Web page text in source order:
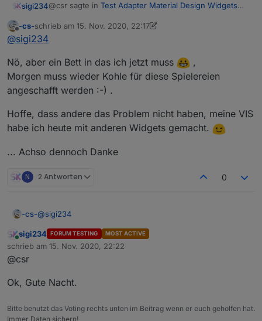
sigi234@csr sagte in Test Adapter Material Design Widgets
sigi234 sagte in
Test Adapter Material Design
???
dass ich es mind. 5x machte.
Ok, sehr komisch. Hast du TeamViewer?
Offline
-cs-schrieb am 15. Nov. 2020, 22:17
zuletzt editiert von -cs-
@sigi234
Nö, aber ein Bett in das ich jetzt muss
,
Morgen muss wieder Kohle für diese Spielereien
angeschafft werden :-) .
Hoffe, dass andere das Problem nicht haben, meine VIS
habe ich heute mit anderen Widgets gemacht.
... Achso dennoch Danke
N 2 Antworten 0
-cs-@sigi234
Nö, aber ein Bett in das ich jetzt muss
Morgen muss wieder Kohle für diese Spielereien
... Achso dennoch Danke
Online
sigi234 FORUM TESTING MOST ACTIVE
schrieb am 15. Nov. 2020, 22:22
zuletzt editiert von
@csr
Ok, Gute Nacht.
Bitte benutzt das Voting rechts unten im Beitrag wenn er euch geholfen hat.
Immer Daten sichern!